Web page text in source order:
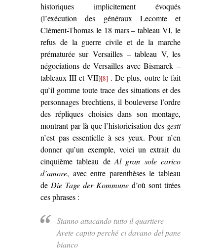
historiques implicitement évoqués
(l’exécution des généraux Lecomte et
Clément-Thomas le 18 mars – tableau VI, le
refus de la guerre civile et de la marche
prématurée sur Versailles – tableau V, les
négociations de Versailles avec Bismarck –
tableaux III et VII)[8]. De plus, outre le fait
qu’il gomme toute trace des situations et des
personnages brechtiens, il bouleverse l’ordre
des répliques choisies dans son montage,
montrant par là que l’historicisation des gesti
n’est pas essentielle à ses yeux. Pour n’en
donner qu’un exemple, voici un extrait du
cinquième tableau de Al gran sole carico
d’amore, avec entre parenthèses le tableau
de Die Tage der Kommune d’où sont tirées
ces phrases :
Stanno attacando tutto il quartiere
Avete capito perché ci davano del pane
bianco